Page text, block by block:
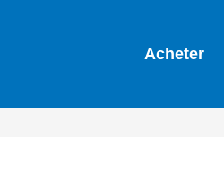
Acheter